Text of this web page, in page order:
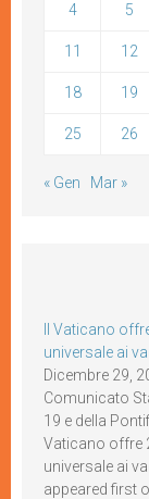
4 5
11 12
18 19
25 26
« Gen Mar »
Il Vaticano
universale ai
Dicembre 29,
Comunicato
19 e della
Vaticano offre
universale ai
appeared first